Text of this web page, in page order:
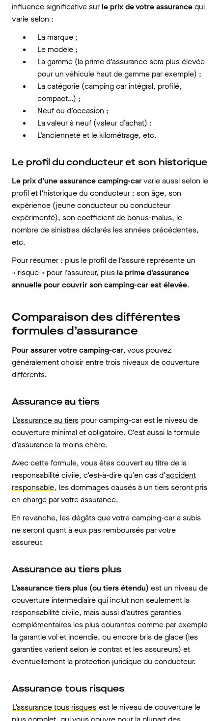
influence significative surle prix de votre assurancequi
varie selon :
La marque ;
Le modèle ;
La gamme (la prime d’assurance sera plus élevée
pour un véhicule haut de gamme par exemple) ;
La catégorie (camping car intégral, profilé,
compact…) ;
Neuf ou d’occasion ;
La valeur à neuf (valeur d’achat) :
L’ancienneté et le kilométrage, etc.
Le profil du conducteur et son historique
Le prix d’une assurance camping-carvarie aussi selon le
profil et l’historique du conducteur : son âge, son
expérience (jeune conducteur ou conducteur
expérimenté), son coefficient de bonus-malus, le
nombre de sinistres déclarés les années précédentes,
etc.
Pour résumer : plus le profil de l’assuré représente un
« risque » pour l’assureur, plusla prime d’assurance
annuelle pour couvrir son camping-car est élevée.
Comparaison des différentes
formules d’assurance
Pour assurer votre camping-car, vous pouvez
généralement choisir entre trois niveaux de couverture
différents.
Assurance au tiers
L’assurance au tiers pour camping-car est le niveau de
couverture minimal et obligatoire. C’est aussi la formule
d’assurance la moins chère.
Avec cette formule, vous êtes couvert au titre de la
responsabilité civile, c’est-à-dire qu’en cas d’accident
responsable, les dommages causés à un tiers seront pris
en charge par votre assurance.
En revanche, les dégâts que votre camping-car a subis
ne seront quant à eux pas remboursés par votre
assureur.
Assurance au tiers plus
L’assurance tiers plus (ou tiers étendu) est un niveau de
couverture intermédiaire qui inclut non seulement la
responsabilité civile, mais aussi d’autres garanties
complémentaires les plus courantes comme par exemple
la garantie vol et incendie, ou encore bris de glace (les
garanties varient selon le contrat et les assureurs) et
éventuellement la protection juridique du conducteur.
Assurance tous risques
L’assurance tous risques est le niveau de couverture le